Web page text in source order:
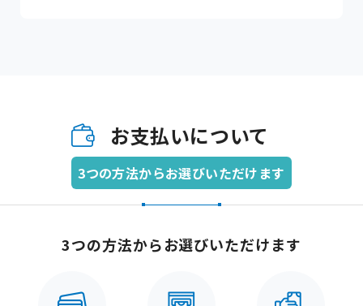
お支払いについて
3つの方法からお選びいただけます
3つの方法からお選びいただけます